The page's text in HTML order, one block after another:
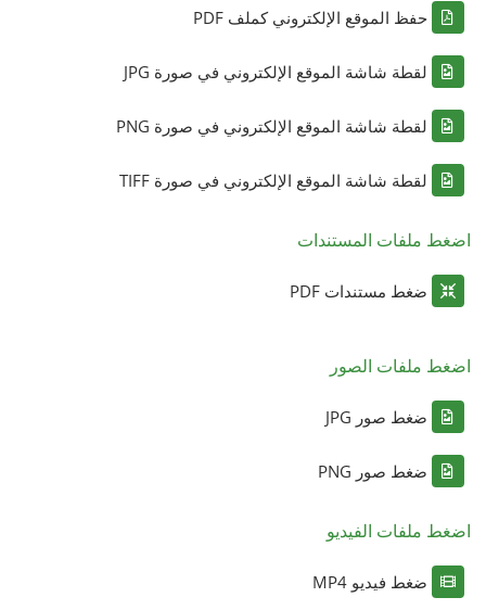
حفظ الموقع الإلكتروني كملف PDF
لقطة شاشة الموقع الإلكتروني في صورة JPG
لقطة شاشة الموقع الإلكتروني في صورة PNG
لقطة شاشة الموقع الإلكتروني في صورة TIFF
اضغط ملفات المستندات
ضغط مستندات PDF
اضغط ملفات الصور
ضغط صور JPG
ضغط صور PNG
اضغط ملفات الفيديو
ضغط فيديو MP4